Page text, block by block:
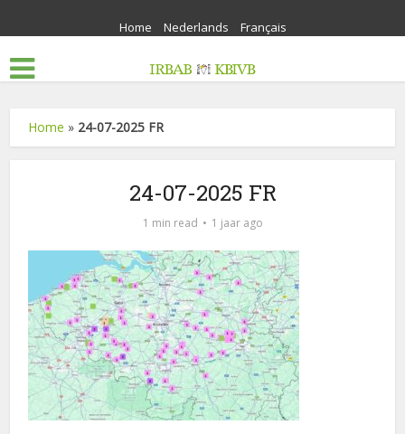
Home Nederlands Français
Home » 24-07-2025 FR
24-07-2025 FR
1 min read 1 jaar ago